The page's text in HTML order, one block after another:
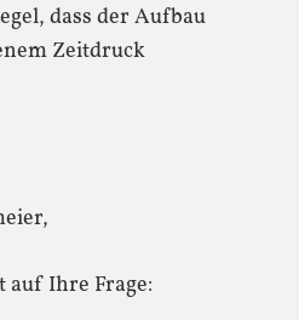
dass der Aufbau
Zeitdruck
Ihre Frage: